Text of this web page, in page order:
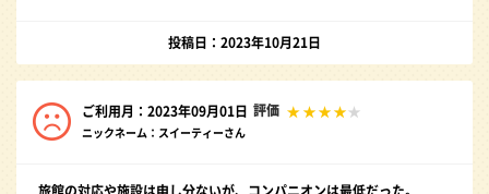
投稿日：2023年10月21日
ご利用月：2023年09月01日 評価
ニックネーム：スイーティーさん